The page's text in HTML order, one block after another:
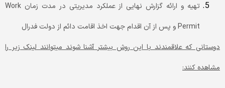
تهیه و ارائه گزارش نهایی از عملکرد مدیریتی در مدت زمان Work
Permit و پس از آن اقدام جهت اخذ اقامت دائم از دولت فدرال
دوستانی که علاقمندند با این روش بیشتر آشنا شوند میتوانند لینک زیر را
مشاهده کنند: